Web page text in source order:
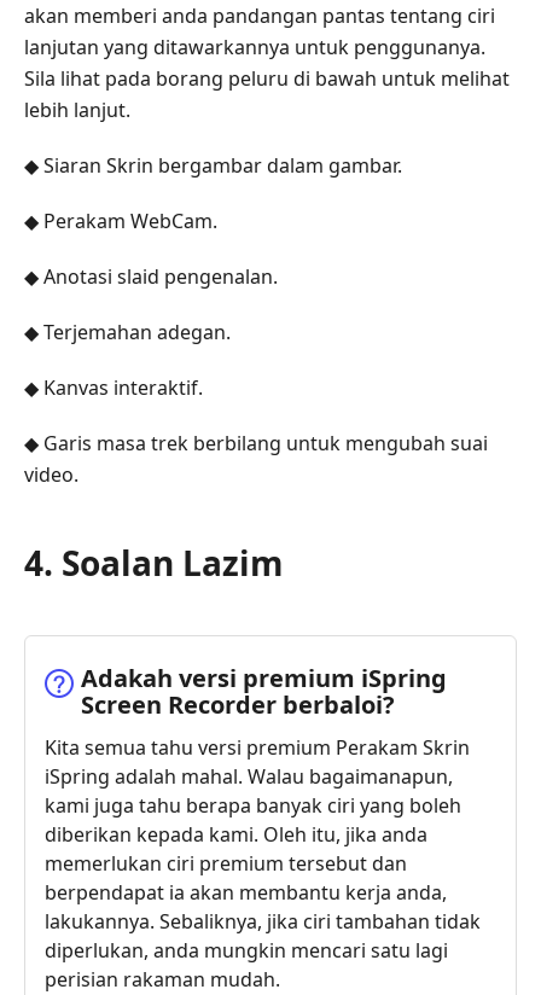
akan memberi anda pandangan pantas tentang ciri
lanjutan yang ditawarkannya untuk penggunanya.
Sila lihat pada borang peluru di bawah untuk melihat
lebih lanjut.
◆ Siaran Skrin bergambar dalam gambar.
◆ Perakam WebCam.
◆ Anotasi slaid pengenalan.
◆ Terjemahan adegan.
◆ Kanvas interaktif.
◆ Garis masa trek berbilang untuk mengubah suai
video.
4. Soalan Lazim
Adakah versi premium iSpring
Screen Recorder berbaloi?
Kita semua tahu versi premium Perakam Skrin
iSpring adalah mahal. Walau bagaimanapun,
kami juga tahu berapa banyak ciri yang boleh
diberikan kepada kami. Oleh itu, jika anda
memerlukan ciri premium tersebut dan
berpendapat ia akan membantu kerja anda,
lakukannya. Sebaliknya, jika ciri tambahan tidak
diperlukan, anda mungkin mencari satu lagi
perisian rakaman mudah.